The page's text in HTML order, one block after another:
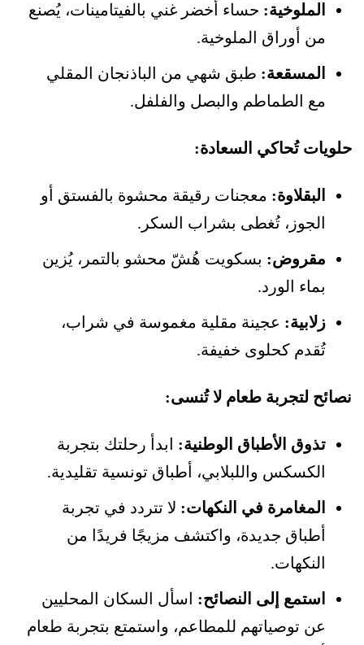
الملوخية: حساء أخضر غني بالفيتامينات، يُصنع
من أوراق الملوخية.
المسقعة: طبق شهي من الباذنجان المقلي
مع الطماطم والبصل والفلفل.
حلويات تُحاكي السعادة:
البقلاوة: معجنات رقيقة محشوة بالفستق أو
الجوز، تُغطى بشراب السكر.
مقروض: بسكويت هُشّ محشو بالتمر، يُزين
بماء الورد.
زلابية: عجينة مقلية مغموسة في شراب،
تُقدم كحلوى خفيفة.
نصائح لتجربة طعام لا تُنسى:
تذوق الأطباق الوطنية: ابدأ رحلتك بتجربة
الكسكس واللبلابي، أطباق تونسية تقليدية.
المغامرة في النكهات: لا تتردد في تجربة
أطباق جديدة، واكتشف مزيجًا فريدًا من
النكهات.
استمع إلى النصائح: اسأل السكان المحليين
عن توصياتهم للمطاعم، واستمتع بتجربة طعام